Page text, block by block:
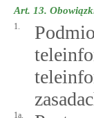
Art. 13.
1.
1a.